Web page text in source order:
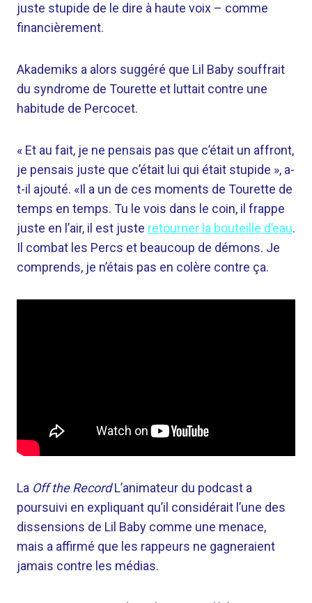
juste stupide de le dire à haute voix – comme
financièrement.
Akademiks a alors suggéré que Lil Baby souffrait
du syndrome de Tourette et luttait contre une
habitude de Percocet.
« Et au fait, je ne pensais pas que c’était un affront,
je pensais juste que c’était lui qui était stupide », a-
t-il ajouté. «Il a un de ces moments de Tourette de
temps en temps. Tu le vois dans le coin, il frappe
juste en l’air, il est juste retourner la bouteille d’eau.
Il combat les Percs et beaucoup de démons. Je
comprends, je n’étais pas en colère contre ça.
La Off the RecordL’animateur du podcast a
poursuivi en expliquant qu’il considérait l’une des
dissensions de Lil Baby comme une menace,
mais a affirmé que les rappeurs ne gagneraient
jamais contre les médias.